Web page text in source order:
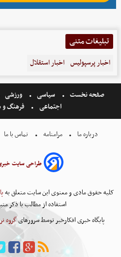
تبلیغات متنی
اخبار پرسپولیس اخبار استقلال
صفحه نخست سیاسی ورزشی
اجتماعی
فرهنگ و
درباره ما مرامنامه تماس با ما
طراحی سایت
کلیه حقوق مادی و معنوی این سایت متعلق به
استفاده از مطالب با ذکر
پایگاه خبری افکارخبر توسط سرورهایگروه